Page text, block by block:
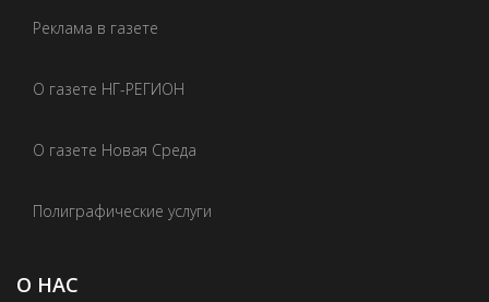
Реклама в газете
О газете НГ-РЕГИОН
О газете Новая Среда
Полиграфические услуги
О НАС